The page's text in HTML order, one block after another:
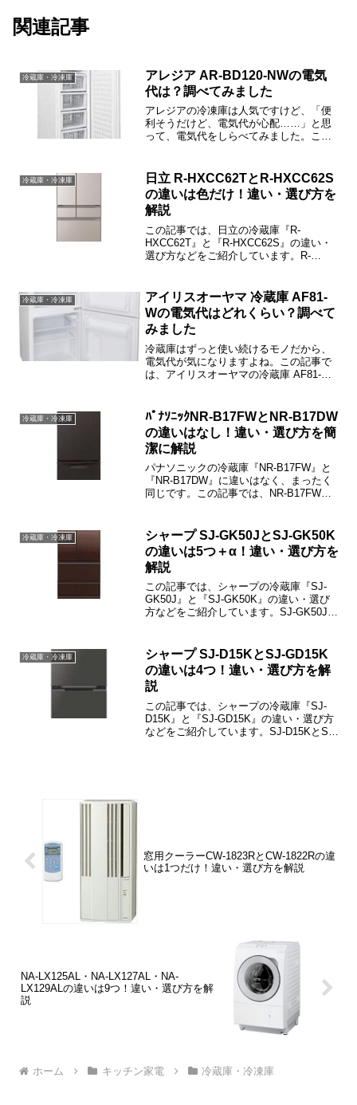
関連記事
冷蔵庫・冷凍庫
アレジア AR-BD120-NWの電気
代は？調べてみました
アレジアの冷凍庫は人気ですけど、「便
利そうだけど、電気代が心配……」と思
って、電気代をしらべてみました。この
レジア AR-BD120-NWの電気代は？冷凍
庫の...
冷蔵庫・冷凍庫
日立 R-HXCC62TとR-HXCC62S
の違いは色だけ！違い・選び方を
解説
この記事では、日立の冷蔵庫『R-
HXCC62T』と『R-HXCC62S』の違い・
選び方などをご紹介しています。R-
じです。
冷蔵庫・冷凍庫
アイリスオーヤマ 冷蔵庫 AF81-
Wの電気代はどれくらい？調べて
みました
冷蔵庫はずっと使い続けるモノだから、
電気代が気になりますよね。この記事で
は、アイリスオーヤマの冷蔵庫 AF81-W
AF81-Wの電気代はどれくらい？いきなり
結論から書...
冷蔵庫・冷凍庫
ﾊﾟﾅｿﾆｯｸNR-B17FWとNR-B17DW
の違いはなし！違い・選び方を簡
潔に解説
パナソニックの冷蔵庫『NR-B17FW』と
『NR-B17DW』に違いはなく、まったく
同じです。この記事では、NR-B17FWと
冷蔵庫・冷凍庫
シャープ SJ-GK50JとSJ-GK50K
の違いは5つ＋α！違い・選び方を
解説
この記事では、シャープの冷蔵庫『SJ-
GK50J』と『SJ-GK50K』の違い・選び
方などをご紹介しています。SJ-GK50Jと
ボトル収納数」等のの5点＋細かな違い4
点です。
冷蔵庫・冷凍庫
シャープ SJ-D15KとSJ-GD15K
の違いは4つ！違い・選び方を解
説
この記事では、シャープの冷蔵庫『SJ-
D15K』と『SJ-GD15K』の違い・選び方
などをご紹介しています。SJ-D15KとSJ-
窓用クーラーCW-1823RとCW-1822Rの違
いは1つだけ！違い・選び方を解説
NA-LX125AL・NA-LX127AL・NA-
LX129ALの違いは9つ！違い・選び方を解
説
ホーム キッチン家電 冷蔵庫・冷凍庫